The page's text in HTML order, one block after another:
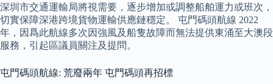
深圳市交通運輸局將視需要，逐步增加或調整船舶運力或班次，
切實保障深港跨境貨物運輸供應鏈穩定。 屯門碼頭航線 2022
年，因爲此航線多次因強風及船隻故障而無法提供東涌至大澳段
服務，引起區議員關注及提問。
屯門碼頭航線: 荒廢兩年 屯門碼頭再招標